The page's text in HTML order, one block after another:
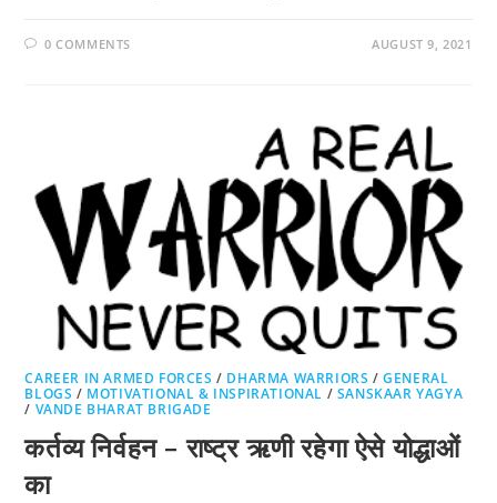
0 COMMENTS AUGUST 9, 2021
CAREER IN ARMED FORCES / DHARMA WARRIORS /GENERAL
BLOGS / MOTIVATIONAL & INSPIRATIONAL / SANSKAAR YAGYA
/ VANDE BHARAT BRIGADE
कर्तव्य निर्वहन – राष्ट्र ऋणी रहेगा ऐसे योद्धाओं
का